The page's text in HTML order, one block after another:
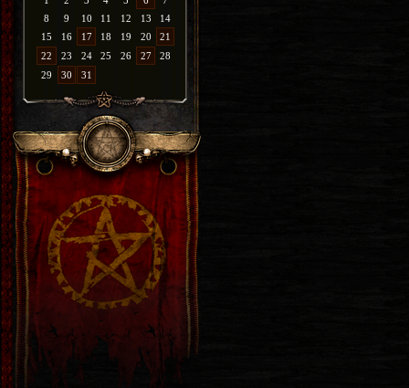
8
9 10 11 12 13
14
15
16 17 18 19 20
21
22
23 24 25 26 27
28
29
30 31